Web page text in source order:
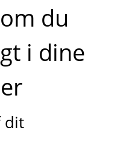
du
i dine
dit